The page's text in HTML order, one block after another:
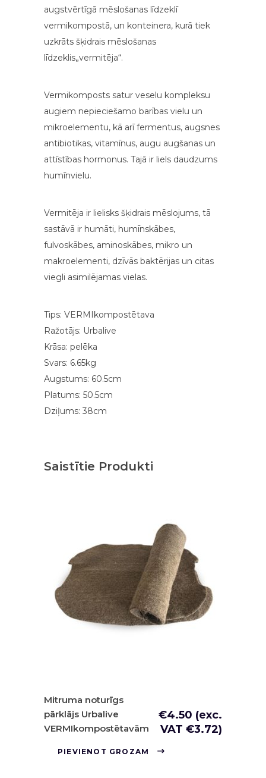
augstvērtīgā mēslošanas līdzeklī
vermikompostā, un konteinera, kurā tiek
uzkrāts šķidrais mēslošanas
līdzeklis„vermitēja“.
Vermikomposts satur veselu kompleksu
augiem nepieciešamo barības vielu un
mikroelementu, kā arī fermentus, augsnes
antibiotikas, vitamīnus, augu augšanas un
attīstības hormonus. Tajā ir liels daudzums
humīnvielu.
Vermitēja ir lielisks šķidrais mēslojums, tā
sastāvā ir humāti, humīnskābes,
fulvoskābes, aminoskābes, mikro un
makroelementi, dzīvās baktērijas un citas
viegli asimilējamas vielas.
Tips: VERMIkompostētava
Ražotājs: Urbalive
Krāsa: pelēka
Svars: 6.65kg
Augstums: 60.5cm
Platums: 50.5cm
Dziļums: 38cm
Saistītie Produkti
Mitruma noturīgs
pārklājs Urbalive
VERMIkompostētavām
€4.50 (exc.
VAT €3.72)
PIEVIENOT GROZAM